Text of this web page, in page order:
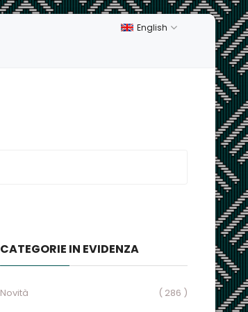
English
CATEGORIE IN EVIDENZA
Novità ( 286 )